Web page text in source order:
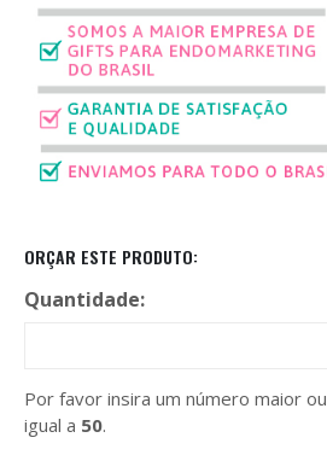
ORÇAR ESTE PRODUTO:
Quantidade:
Por favor insira um número maior ou
igual a 50.